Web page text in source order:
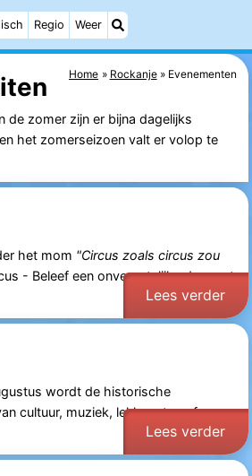
Regio Weer
Home Rockanje Evenementen
de zomer zijn er bijna dagelijks
het zomerseizoen valt er volop te
het mom "Circus zoals circus zou
- Beleef een onvergetelijke dag met
Lees verder
wordt de historische
cultuur, muziek, lekker eten of
Lees verder